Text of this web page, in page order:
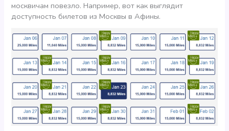
москвичам повезло. Например, вот как выглядит
доступность билетов из Москвы в Афины.